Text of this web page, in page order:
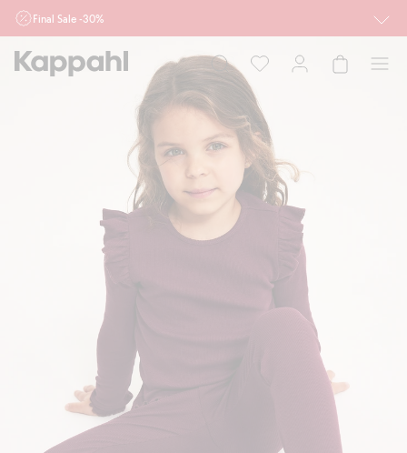
Final Sale -30%
działu outlet do 10.8 w sklepach Kappahl i Newbie oraz na kappahl.com. Ofert
nie łączymy
Mężczyzna Dziecko